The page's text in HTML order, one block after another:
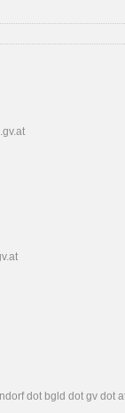
dot bgld dot gv dot